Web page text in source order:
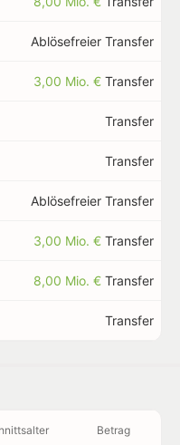
Ablösefreier Transfer
3,00 Mio. € Transfer
Transfer
Transfer
Ablösefreier Transfer
3,00 Mio. € Transfer
8,00 Mio. € Transfer
Transfer
Betrag